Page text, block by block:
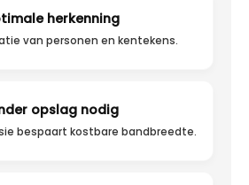
herkenning
van personen en kentekens.
opslag nodig
bespaart kostbare bandbreedte.